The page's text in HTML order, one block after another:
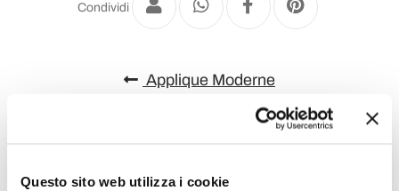
Questo sito web utilizza i cookie
Condividi
Applique Moderne